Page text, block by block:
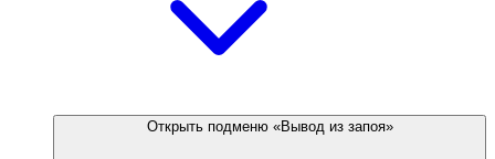
Открыть подменю «Вывод из запоя»